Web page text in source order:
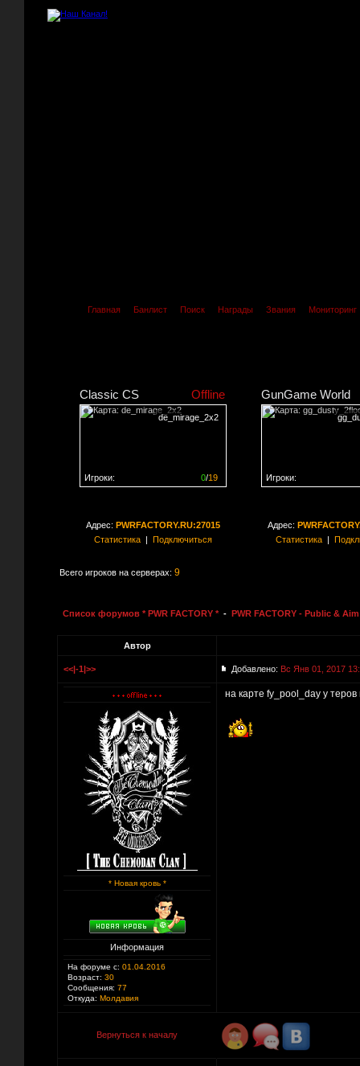
Главная Банлист Поиск Награды Звания Мониторинг
Classic CS Offline
de_mirage_2x2
0/19
Игроки:
GunGame World
Игроки:
Адрес: PWRFACTORY.RU:27015
Статистика| Подключиться
Адрес:
Статистика|
Всего игроков на серверах: 9
Список форумов * PWR FACTORY * - PWR FACTORY - Public &
Автор
<<|-1|>> Добавлено: Вс Янв 01, 2017
* Новая кровь *
Информация
На форуме с: 01.04.2016
Возраст: 30
Сообщения: 77
Откуда: Молдавия
на карте fy_pool_day у
Вернуться к началу